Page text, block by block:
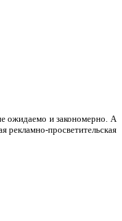
ожидаемо и закономерно. А
рекламно-просветительская